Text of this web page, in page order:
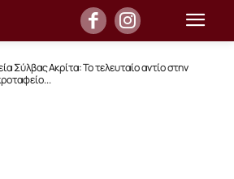
Σύλβας Ακρίτα: Το τελευταίο αντίο στην